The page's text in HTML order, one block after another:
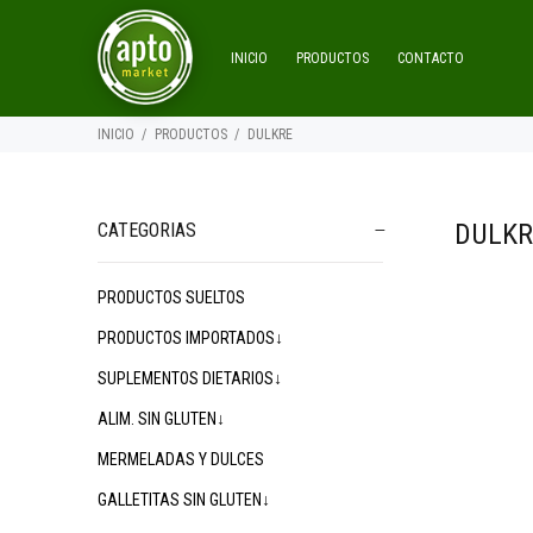
INICIO PRODUCTOS CONTACTO
INICIO PRODUCTOS DULKRE
CATEGORIAS
PRODUCTOS SUELTOS
PRODUCTOS IMPORTADOS↓
SUPLEMENTOS DIETARIOS↓
ALIM. SIN GLUTEN↓
MERMELADAS Y DULCES
GALLETITAS SIN GLUTEN↓
$4.900